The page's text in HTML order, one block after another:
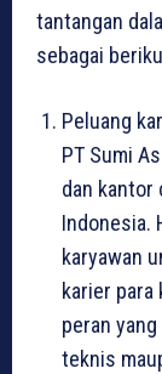
tantangan
sebagai
Peluang
PT Sumi
dan kantor
Indonesia.
karyawan
karier para
peran
teknis